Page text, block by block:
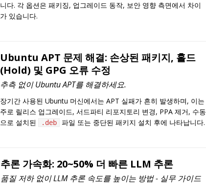
니다. 각 옵션은 패키징, 업그레이드 동작, 보안 영향 측면에서 차이
가 있습니다.
Ubuntu APT 문제 해결: 손상된 패키지, 홀드
(Hold) 및 GPG 오류 수정
추측 없이 Ubuntu APT를 해결하세요.
장기간 사용된 Ubuntu 머신에서는 APT 실패가 흔히 발생하며, 이는
주로 릴리스 업그레이드, 서드파티 리포지토리 변경, PPA 제거, 수동
으로 설치된
.deb 파일 또는 중단된 패키지 설치 후에 나타납니다.
추론 가속화: 20~50% 더 빠른 LLM 추론
품질 저하 없이 LLM 추론 속도를 높이는 방법 - 실무 가이드